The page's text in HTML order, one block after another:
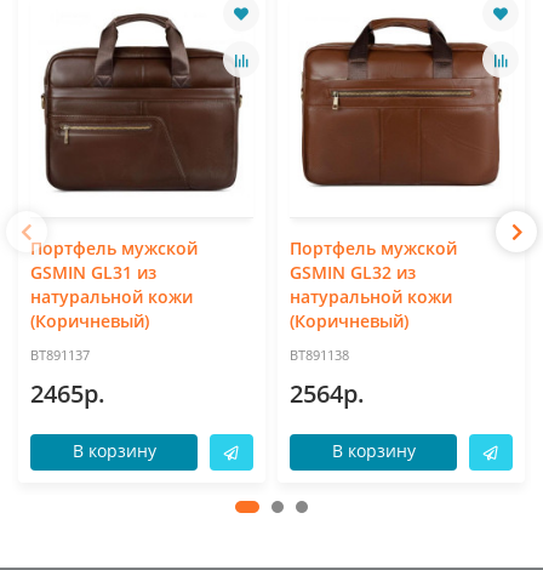
Портфель мужской
GSMIN GL31 из
натуральной кожи
(Коричневый)
BT891137
2465р.
В корзину
Портфель мужской
GSMIN GL32 из
натуральной кожи
(Коричневый)
BT891138
2564р.
В корзину